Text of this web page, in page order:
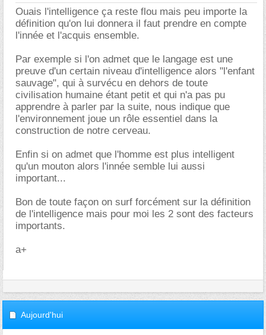
Ouais l'intelligence ça reste flou mais peu importe la
définition qu'on lui donnera il faut prendre en compte
l'innée et l'acquis ensemble.
Par exemple si l'on admet que le langage est une
preuve d'un certain niveau d'intelligence alors "l'enfant
sauvage", qui à survécu en dehors de toute
civilisation humaine étant petit et qui n'a pas pu
apprendre à parler par la suite, nous indique que
l'environnement joue un rôle essentiel dans la
construction de notre cerveau.
Enfin si on admet que l'homme est plus intelligent
qu'un mouton alors l'innée semble lui aussi
important...
Bon de toute façon on surf forcément sur la définition
de l'intelligence mais pour moi les 2 sont des facteurs
importants.
a+
Aujourd'hui